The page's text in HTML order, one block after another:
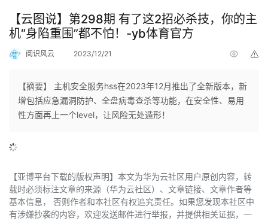
【云图说】第298期 有了这2招必杀技，你的主
机“身陷重围”都不怕！-yb体育官方
阅识风云 2023/12/21
【摘要】 主机安全服务hss在2023年12月推出了全新版本，新
增包括应急漏洞防护、全盘病毒查杀等功能，在安全性、易用
性方面再上一个level，让风险无处遁形！
【亚博平台下载的版权声明】本文为华为云社区用户原创内容，转
载时必须标注文章的来源（华为云社区）、文章链接、文章作者等
基本信息， 否则作者和本社区有权追究责任。如果您发现本社区中
有涉嫌抄袭的内容，欢迎发送邮件进行举报，并提供相关证据，一